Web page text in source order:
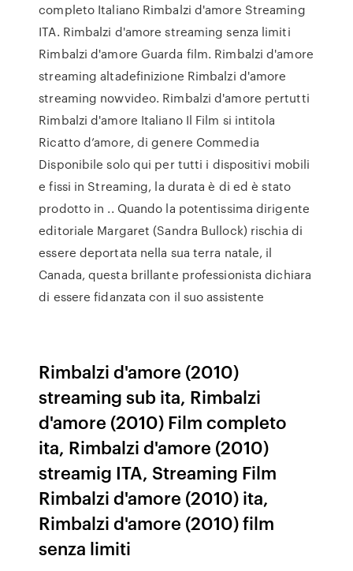
completo Italiano Rimbalzi d'amore Streaming
ITA. Rimbalzi d'amore streaming senza limiti
Rimbalzi d'amore Guarda film. Rimbalzi d'amore
streaming altadefinizione Rimbalzi d'amore
streaming nowvideo. Rimbalzi d'amore pertutti
Rimbalzi d'amore Italiano Il Film si intitola
Ricatto d’amore, di genere Commedia
Disponibile solo qui per tutti i dispositivi mobili
e fissi in Streaming, la durata è di ed è stato
prodotto in .. Quando la potentissima dirigente
editoriale Margaret (Sandra Bullock) rischia di
essere deportata nella sua terra natale, il
Canada, questa brillante professionista dichiara
di essere fidanzata con il suo assistente
Rimbalzi d'amore (2010)
streaming sub ita, Rimbalzi
d'amore (2010) Film completo
ita, Rimbalzi d'amore (2010)
streamig ITA, Streaming Film
Rimbalzi d'amore (2010) ita,
Rimbalzi d'amore (2010) film
senza limiti